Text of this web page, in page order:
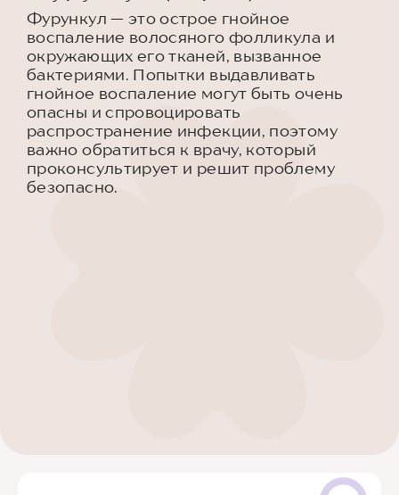
Фурункул — это острое гнойное
воспаление волосяного фолликула и
окружающих его тканей, вызванное
бактериями. Попытки выдавливать
гнойное воспаление могут быть очень
опасны и спровоцировать
распространение инфекции, поэтому
важно обратиться к врачу, который
проконсультирует и решит проблему
безопасно.